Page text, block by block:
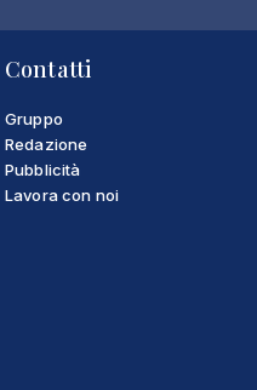
Contatti
Gruppo
Redazione
Pubblicità
Lavora con noi